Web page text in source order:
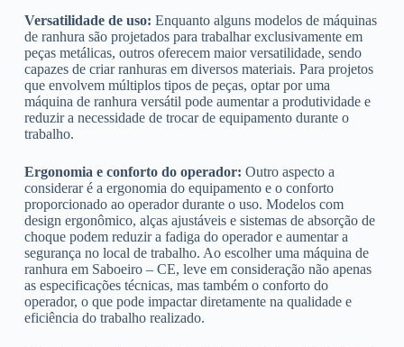
Versatilidade de uso: Enquanto alguns modelos de máquinas
de ranhura são projetados para trabalhar exclusivamente em
peças metálicas, outros oferecem maior versatilidade, sendo
capazes de criar ranhuras em diversos materiais. Para projetos
que envolvem múltiplos tipos de peças, optar por uma
máquina de ranhura versátil pode aumentar a produtividade e
reduzir a necessidade de trocar de equipamento durante o
trabalho.
Ergonomia e conforto do operador: Outro aspecto a
considerar é a ergonomia do equipamento e o conforto
proporcionado ao operador durante o uso. Modelos com
design ergonômico, alças ajustáveis e sistemas de absorção de
choque podem reduzir a fadiga do operador e aumentar a
segurança no local de trabalho. Ao escolher uma máquina de
ranhura em Saboeiro – CE, leve em consideração não apenas
as especificações técnicas, mas também o conforto do
operador, o que pode impactar diretamente na qualidade e
eficiência do trabalho realizado.